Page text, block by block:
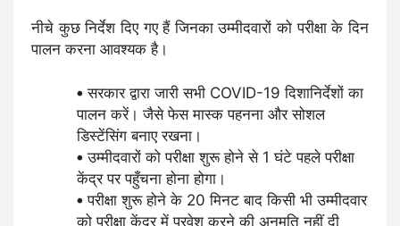
नीचे कुछ निर्देश दिए गए हैं जिनका उम्मीदवारों को परीक्षा के दिन
पालन करना आवश्यक है।
सरकार द्वारा जारी सभी COVID-19 दिशानिर्देशों का
पालन करें। जैसे फेस मास्क पहनना और सोशल
डिस्टेंसिंग बनाए रखना।
उम्मीदवारों को परीक्षा शुरू होने से 1 घंटे पहले परीक्षा
केंद्र पर पहुँचना होना होगा।
परीक्षा शुरू होने के 20 मिनट बाद किसी भी उम्मीदवार
को परीक्षा केंद्र में प्रवेश करने की अनुमति नहीं दी